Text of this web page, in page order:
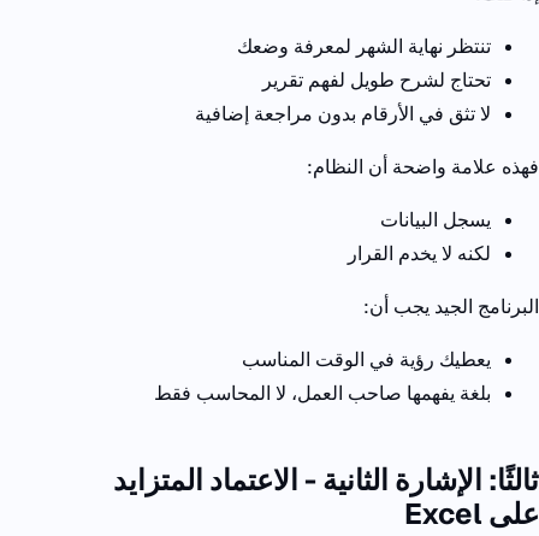
تنتظر نهاية الشهر لمعرفة وضعك
تحتاج لشرح طويل لفهم تقرير
لا تثق في الأرقام بدون مراجعة إضافية
فهذه علامة واضحة أن النظام:
يسجل البيانات
لكنه لا يخدم القرار
البرنامج الجيد يجب أن:
يعطيك رؤية في الوقت المناسب
بلغة يفهمها صاحب العمل، لا المحاسب فقط
ثالثًا: الإشارة الثانية - الاعتماد المتزايد
على Excel